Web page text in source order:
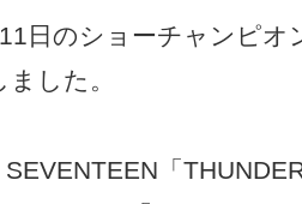
日のショーチャンピオ
ました。
「THUNDER